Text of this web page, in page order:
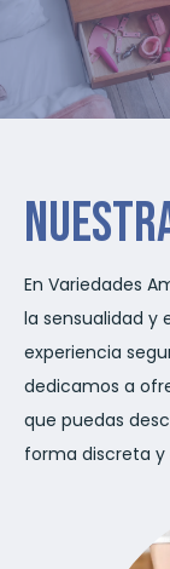
En Variedades
la sensualidad y
experiencia
dedicamos a
que puedas
forma discreta y